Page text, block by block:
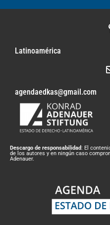
Latinoamérica
agendaedkas@gmail.com
Descargo de responsabilidad: El
de los autores y en ningún caso
Adenauer.